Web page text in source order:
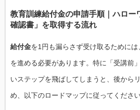
教育訓練給付金の申請手順｜ハロー
確認書」を取得する流れ
給付金を1円も漏らさず受け取るために
を進める必要があります。特に「受講前
いステップを飛ばしてしまうと、後から
め、以下のロードマップに従ってください